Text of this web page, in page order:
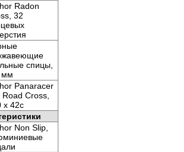
Radon
32
спицы,
мм
Panaracer
Road Cross,
x 42c
Non Slip,